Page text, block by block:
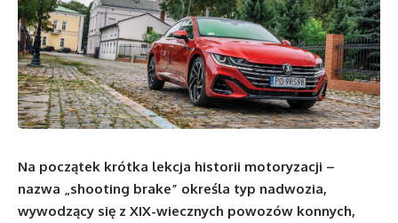
Na początek krótka lekcja historii motoryzacji –
nazwa „shooting brake” określa typ nadwozia,
wywodzący się z XIX-wiecznych powozów konnych,